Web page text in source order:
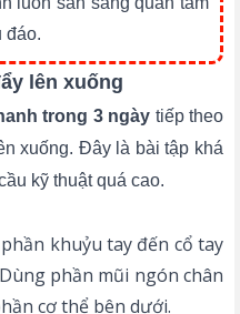
đáo.
lên xuống
trong 3 ngày tiếp theo
xuống. Đây là bài tập khá
kỹ thuật quá cao.
khuỷu tay đến cổ tay
phần mũi ngón chân
cơ thể bên dưới.